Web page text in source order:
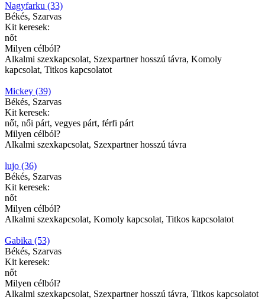
Nagyfarku (33)
Békés, Szarvas
Kit keresek:
nőt
Milyen célból?
Alkalmi szexkapcsolat, Szexpartner hosszú távra, Komoly
kapcsolat, Titkos kapcsolatot
Mickey (39)
Békés, Szarvas
Kit keresek:
nőt, női párt, vegyes párt, férfi párt
Milyen célból?
Alkalmi szexkapcsolat, Szexpartner hosszú távra
lujo (36)
Békés, Szarvas
Kit keresek:
nőt
Milyen célból?
Alkalmi szexkapcsolat, Komoly kapcsolat, Titkos kapcsolatot
Gabika (53)
Békés, Szarvas
Kit keresek:
nőt
Milyen célból?
Alkalmi szexkapcsolat, Szexpartner hosszú távra, Titkos kapcsolatot